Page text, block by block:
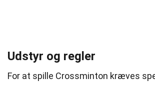
Udstyr og regler
For at spille Crossminton kræves